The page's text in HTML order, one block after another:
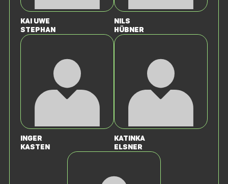
Kai Uwe
Stephan
Nils
Hübner
Inger
Kasten
Katinka
Elsner